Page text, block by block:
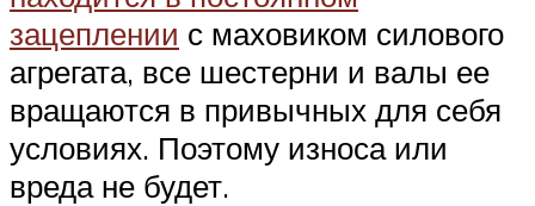
зацеплении с маховиком силового
агрегата, все шестерни и валы ее
вращаются в привычных для себя
условиях. Поэтому износа или
вреда не будет.